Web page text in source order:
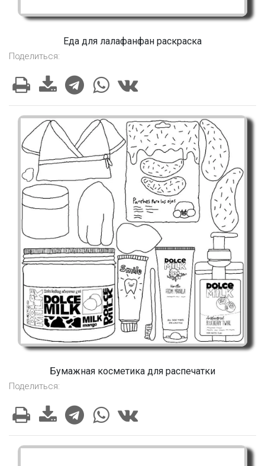
Еда для лалафанфан раскраска
Поделиться:
Бумажная косметика для распечатки
Поделиться: